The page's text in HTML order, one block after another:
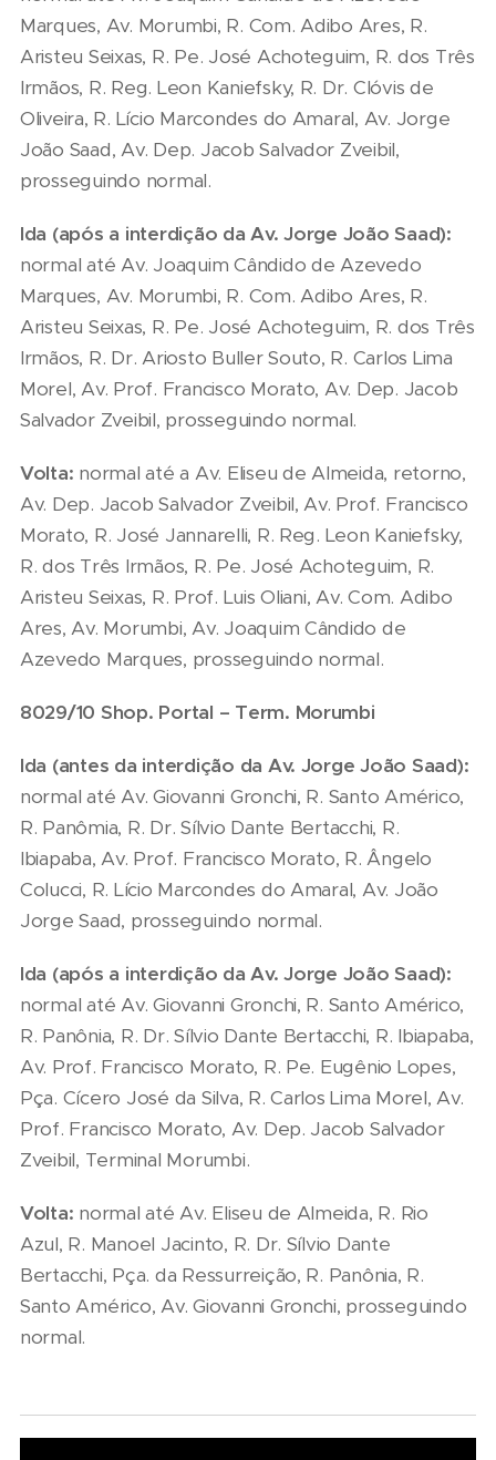
Marques, Av. Morumbi, R. Com. Adibo Ares, R.
Aristeu Seixas, R. Pe. José Achoteguim, R. dos Três
Irmãos, R. Reg. Leon Kaniefsky, R. Dr. Clóvis de
Oliveira, R. Lício Marcondes do Amaral, Av. Jorge
João Saad, Av. Dep. Jacob Salvador Zveibil,
prosseguindo normal.
Ida (após a interdição da Av. Jorge João Saad):
normal até Av. Joaquim Cândido de Azevedo
Marques, Av. Morumbi, R. Com. Adibo Ares, R.
Aristeu Seixas, R. Pe. José Achoteguim, R. dos Três
Irmãos, R. Dr. Ariosto Buller Souto, R. Carlos Lima
Morel, Av. Prof. Francisco Morato, Av. Dep. Jacob
Salvador Zveibil, prosseguindo normal.
Volta: normal até a Av. Eliseu de Almeida, retorno,
Av. Dep. Jacob Salvador Zveibil, Av. Prof. Francisco
Morato, R. José Jannarelli, R. Reg. Leon Kaniefsky,
R. dos Três Irmãos, R. Pe. José Achoteguim, R.
Aristeu Seixas, R. Prof. Luis Oliani, Av. Com. Adibo
Ares, Av. Morumbi, Av. Joaquim Cândido de
Azevedo Marques, prosseguindo normal.
8029/10 Shop. Portal – Term. Morumbi
Ida (antes da interdição da Av. Jorge João Saad):
normal até Av. Giovanni Gronchi, R. Santo Américo,
R. Panômia, R. Dr. Sílvio Dante Bertacchi, R.
Ibiapaba, Av. Prof. Francisco Morato, R. Ângelo
Colucci, R. Lício Marcondes do Amaral, Av. João
Jorge Saad, prosseguindo normal.
Ida (após a interdição da Av. Jorge João Saad):
normal até Av. Giovanni Gronchi, R. Santo Américo,
R. Panônia, R. Dr. Sílvio Dante Bertacchi, R. Ibiapaba,
Av. Prof. Francisco Morato, R. Pe. Eugênio Lopes,
Pça. Cícero José da Silva, R. Carlos Lima Morel, Av.
Prof. Francisco Morato, Av. Dep. Jacob Salvador
Zveibil, Terminal Morumbi.
Volta: normal até Av. Eliseu de Almeida, R. Rio
Azul, R. Manoel Jacinto, R. Dr. Sílvio Dante
Bertacchi, Pça. da Ressurreição, R. Panônia, R.
Santo Américo, Av. Giovanni Gronchi, prosseguindo
normal.